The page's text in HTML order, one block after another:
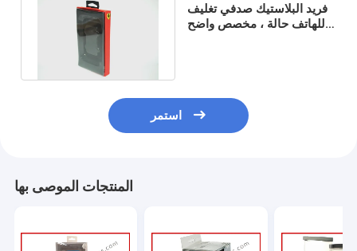
فريد البلاستيك صدفي تغليف
للهاتف حالة ، مخصص واضح
استمر
المنتجات الموصى بها